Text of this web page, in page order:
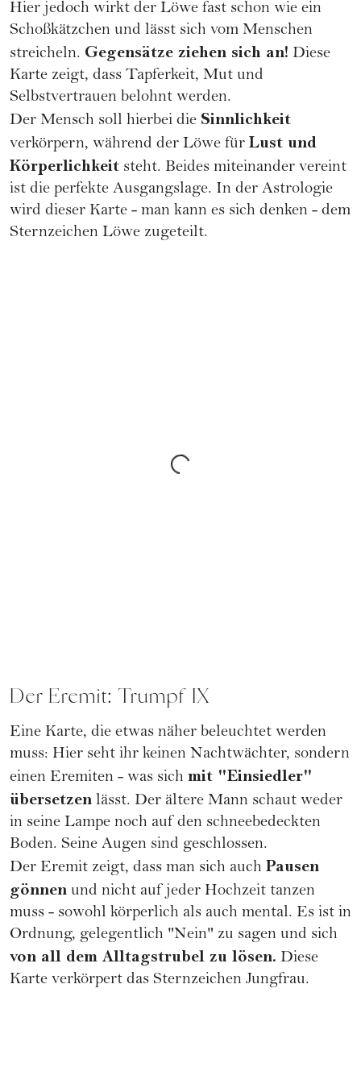
Hier jedoch wirkt der Löwe fast schon wie ein
Schoßkätzchen und lässt sich vom Menschen
streicheln. Gegensätze ziehen sich an! Diese
Karte zeigt, dass Tapferkeit, Mut und
Selbstvertrauen belohnt werden.
Der Mensch soll hierbei die Sinnlichkeit
verkörpern, während der Löwe für Lust und
Körperlichkeit steht. Beides miteinander vereint
ist die perfekte Ausgangslage. In der Astrologie
wird dieser Karte - man kann es sich denken - dem
Sternzeichen Löwe zugeteilt.
Der Eremit: Trumpf IX
Eine Karte, die etwas näher beleuchtet werden
muss: Hier seht ihr keinen Nachtwächter, sondern
einen Eremiten - was sich mit "Einsiedler"
übersetzen lässt. Der ältere Mann schaut weder
in seine Lampe noch auf den schneebedeckten
Boden. Seine Augen sind geschlossen.
Der Eremit zeigt, dass man sich auch Pausen
gönnen und nicht auf jeder Hochzeit tanzen
muss - sowohl körperlich als auch mental. Es ist in
Ordnung, gelegentlich "Nein" zu sagen und sich
von all dem Alltagstrubel zu lösen. Diese
Karte verkörpert das Sternzeichen Jungfrau.